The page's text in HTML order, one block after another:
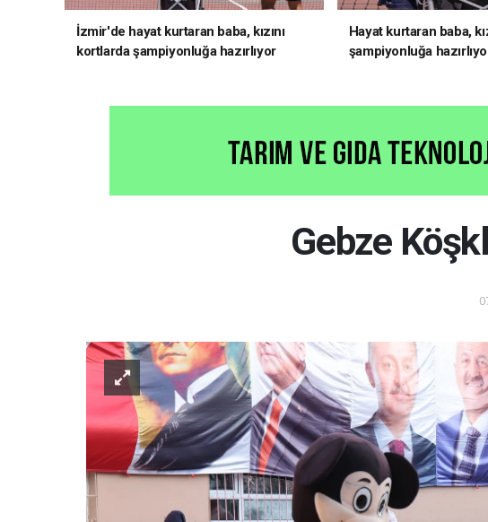
İzmir'de hayat kurtaran baba, kızını
kortlarda şampiyonluğa hazırlıyor
Hayat kurtaran baba,
şampiyonluğa
Gebze